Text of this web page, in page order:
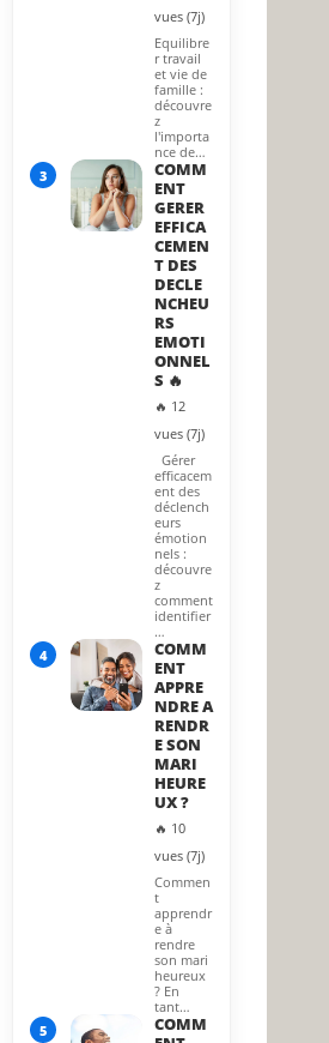
vues (7j)
Equilibre
r travail
et vie de
famille :
découvre
z
l'importa
nce de…
3
COMM
ENT
GERER
EFFICA
CEMEN
T DES
DECLE
NCHEU
RS
EMOTI
ONNEL
S 🔥
🔥 12
vues (7j)
Gérer
efficacem
ent des
déclench
eurs
émotion
nels :
découvre
z
comment
identifier
…
4
COMM
ENT
APPRE
NDRE A
RENDR
E SON
MARI
HEURE
UX ?
🔥 10
vues (7j)
Commen
t
apprendr
e à
rendre
son mari
heureux
? En
tant…
5
COMM